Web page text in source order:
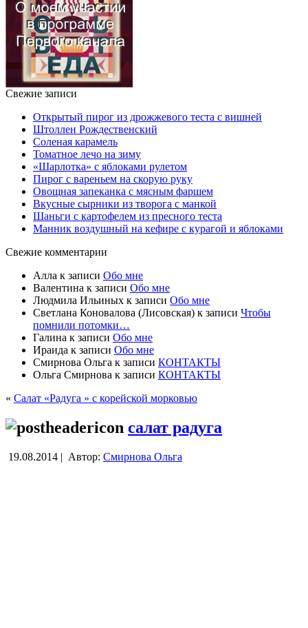
Свежие записи
Открытый пирог из дрожжевого теста с вишней
Штоллен Рождественский
Соленая карамель
Томатное лечо на зиму
«Шарлотка» с яблоками рулетом
Пирог с вареньем на скорую руку
Овощная запеканка с мясным фаршем
Вкусные сырники из творога с манкой
Шаньги с картофелем из пресного теста
Манник воздушный на кефире с курагой и яблоками
Свежие комментарии
Алла к записи Обо мне
Валентина к записи Обо мне
Людмила Ильиных к записи Обо мне
Светлана Коновалова (Лисовская) к записи Чтобы
помнили потомки…
Галина к записи Обо мне
Ираида к записи Обо мне
Смирнова Ольга к записи КОНТАКТЫ
Ольга Смирнова к записи КОНТАКТЫ
« Салат «Радуга » с корейской морковью
салат радуга
19.08.2014 | Автор: Смирнова Ольга